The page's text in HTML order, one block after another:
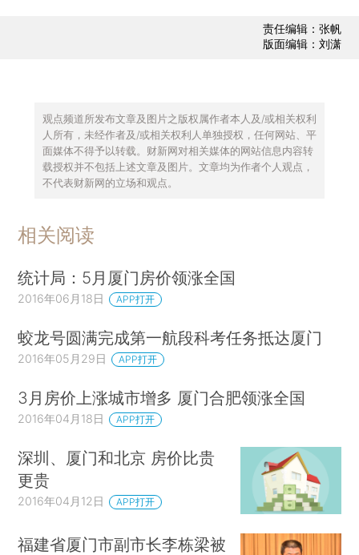
责任编辑：张帆
版面编辑：刘潇
观点频道所发布文章及图片之版权属作者本人及/或相关权利
人所有，未经作者及/或相关权利人单独授权，任何网站、平
面媒体不得予以转载。财新网对相关媒体的网站信息内容转
载授权并不包括上述文章及图片。文章均为作者个人观点，
不代表财新网的立场和观点。
相关阅读
统计局：5月厦门房价领涨全国
2016年06月18日 APP打开
蛟龙号圆满完成第一航段科考任务抵达厦门
2016年05月29日 APP打开
3月房价上涨城市增多 厦门合肥领涨全国
2016年04月18日 APP打开
深圳、厦门和北京 房价比贵
更贵
2016年04月12日 APP打开
福建省厦门市副市长李栋梁被